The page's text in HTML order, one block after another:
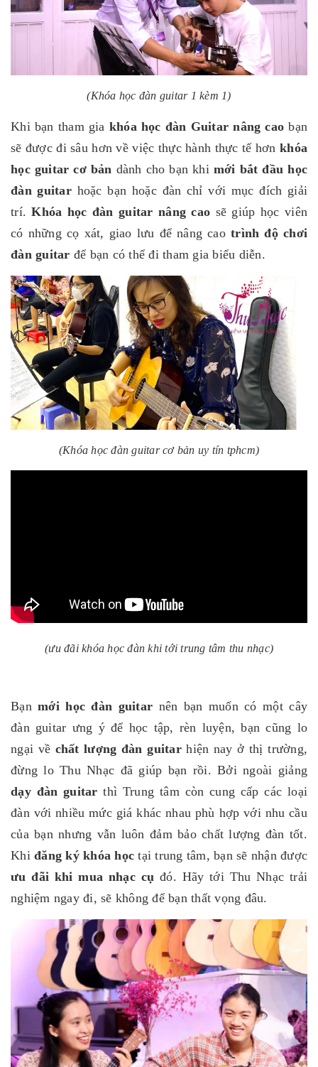
(Khóa học đàn guitar 1 kèm 1)
Khi bạn tham gia khóa học đàn Guitar nâng cao bạn
sẽ được đi sâu hơn về việc thực hành thực tế hơn khóa
học guitar cơ bản dành cho bạn khi mới bắt đầu học
đàn guitarhoặc bạn hoặc đàn chỉ với mục đích giải
trí.Khóa học đàn guitar nâng cao sẽ giúp học viên
có những cọ xát, giao lưu để nâng caotrình độ chơi
đàn guitar để bạn có thể đi tham gia biểu diễn.
(Khóa học đàn guitar cơ bản uy tín tphcm)
(ưu đãi khóa học đàn khi tới trung tâm thu nhạc)
Bạnmới học đàn guitar nên bạn muốn có một cây
đàn guitar ưng ý để học tập, rèn luyện, bạn cũng lo
ngại về chất lượng đàn guitarhiện nay ở thị trường,
đừng lo Thu Nhạc đã giúp bạn rồi. Bởi ngoài giảng
dạy đàn guitar thì Trung tâm còn cung cấp các loại
đàn với nhiều mức giá khác nhau phù hợp với nhu cầu
của bạn nhưng vẫn luôn đảm bảo chất lượng đàn tốt.
Khi đăng ký khóa học tại trung tâm, bạn sẽ nhận được
ưu đãi khi mua nhạc cụ đó. Hãy tới Thu Nhạc trải
nghiệm ngay đi, sẽ không để bạn thất vọng đâu.